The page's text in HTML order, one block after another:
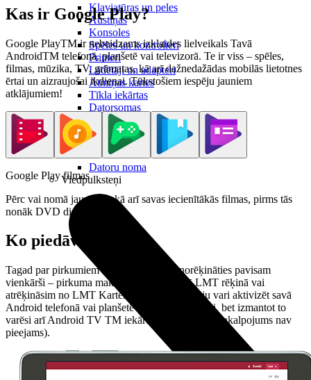
Klaviatūras un peles
Austiņas
Konsoles
Spēles un kontrolieri
Printeri
Lādētāji un adapteri
Atmiņas kartes
Tīkla iekārtas
Datorsomas
Datorkrēsli
Noderīgi
Datoru noma
Viedpulksteņi
Kas ir Google Play?
Google PlayTM ir nebeidzams izklaides lielveikals Tavā
AndroidTM telefonā, planšetē vai televizorā. Te ir viss – spēles,
filmas, mūzika, TV, grāmatas, kā arī dažnedažādas mobilās lietotnes
ērtai un aizraujošai ikdienai. Tūkstošiem iespēju jauniem
atklājumiem!
Google Play filmas
Pērc vai nomā jaunākās, kā arī savas iecienītākās filmas, pirms tās
nonāk DVD diskos.
Ko piedāvā LMT?
Tagad par pirkumiem Google Play vari norēķināties pavisam
vienkārši – pirkuma maksu iekļausim Tavā LMT rēķinā vai
atrēķināsim no LMT Kartes avansa. Šo iespēju vari aktivizēt savā
Android telefonā vai planšetē ar LMT SIM karti, bet izmantot to
varēsi arī Android TV TM iekārtās (datoros gan pakalpojums nav
pieejams).